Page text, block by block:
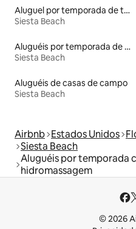
Aluguel por temporada de townhouses
Siesta Beach
Aluguéis por temporada de acomodações de luxo
Siesta Beach
Aluguéis de casas de campo
Siesta Beach
Airbnb Estados Unidos
Siesta Beach
Aluguéis por temporada
hidromassagem
© 2026